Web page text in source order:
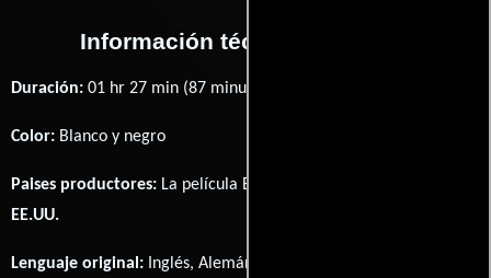
Información técnica y general
Duración: 01 hr 27 min (87 minutos) .
Color: Blanco y negro
Paises productores: La película Berlin Express fué producida en
EE.UU.
Lenguaje original: Inglés, Alemán